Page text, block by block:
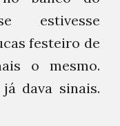
estivesse
festeiro de
o mesmo.
dava sinais.